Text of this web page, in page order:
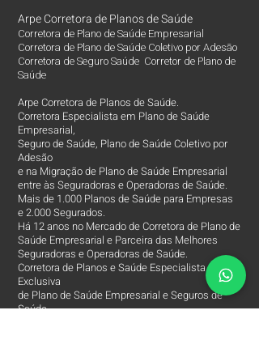
Arpe Corretora de Planos de Saúde
Corretora de Plano de Saúde Empresarial
Corretora de Plano de Saúde Coletivo por Adesão
Corretora de Seguro Saúde Corretor de Plano de
Saúde
Arpe Corretora de Planos de Saúde.
Corretora Especialista em Plano de Saúde
Empresarial,
Seguro de Saúde, Plano de Saúde Coletivo por
Adesão
e na Migração de Plano de Saúde Empresarial
entre às Seguradoras e Operadoras de Saúde.
Mais de 1.000 Planos de Saúde para Empresas
e 2.000 Segurados.
Há 12 anos no Mercado de Corretora de Plano de
Saúde Empresarial e Parceira das Melhores
Seguradoras e Operadoras de Saúde.
Corretora de Planos e Saúde Especialista e
Exclusiva
de Plano de Saúde Empresarial e Seguros de
Saúde.